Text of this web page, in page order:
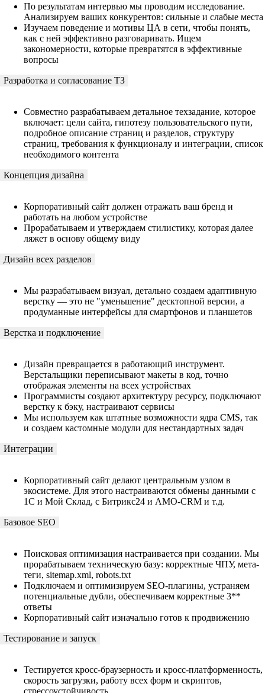
По результатам интервью мы проводим исследование.
Анализируем ваших конкурентов: сильные и слабые места
Изучаем поведение и мотивы ЦА в сети, чтобы понять,
как с ней эффективно разговаривать. Ищем
закономерности, которые превратятся в эффективные
вопросы
Разработка и согласование ТЗ
Совместно разрабатываем детальное техзадание, которое
включает: цели сайта, гипотезу пользовательского пути,
подробное описание страниц и разделов, структуру
страниц, требования к функционалу и интеграции, список
необходимого контента
Концепция дизайна
Корпоративный сайт должен отражать ваш бренд и
работать на любом устройстве
Прорабатываем и утверждаем стилистику, которая далее
ляжет в основу общему виду
Дизайн всех разделов
Мы разрабатываем визуал, детально создаем адаптивную
верстку — это не "уменьшение" десктопной версии, а
продуманные интерфейсы для смартфонов и планшетов
Верстка и подключение
Дизайн превращается в работающий инструмент.
Верстальщики переписывают макеты в код, точно
отображая элементы на всех устройствах
Программисты создают архитектуру ресурсу, подключают
верстку к бэку, настраивают сервисы
Мы используем как штатные возможности ядра CMS, так
и создаем кастомные модули для нестандартных задач
Интеграции
Корпоративный сайт делают центральным узлом в
экосистеме. Для этого настраиваются обмены данными с
1С и Мой Склад, с Битрикс24 и АМО-CRM и т.д.
Базовое SEO
Поисковая оптимизация настраивается при создании. Мы
прорабатываем техническую базу: корректные ЧПУ, мета-
теги, sitemap.xml, robots.txt
Подключаем и оптимизируем SEO-плагины, устраняем
потенциальные дубли, обеспечиваем корректные 3**
ответы
Корпоративный сайт изначально готов к продвижению
Тестирование и запуск
Тестируется кросс-браузерность и кросс-платформенность,
скорость загрузки, работу всех форм и скриптов,
стрессоустойчивость